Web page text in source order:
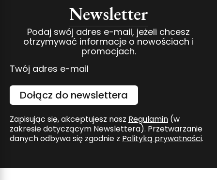
Newsletter
Podaj swój adres e-mail, jeżeli chcesz
otrzymywać informacje o nowościach i
promocjach.
Twój adres e-mail
Dołącz do newslettera
Zapisując się, akceptujesz nasz Regulamin (w
zakresie dotyczącym Newslettera). Przetwarzanie
danych odbywa się zgodnie z Polityką prywatności.